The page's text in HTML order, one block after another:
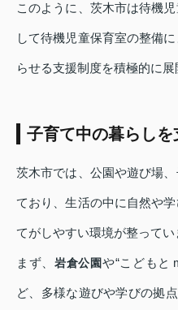
このように、茨木市は待機
して待機児童保育室の整備
らせる支援制度を積極的に展
子育て中の暮らし
茨木市では、公園や遊び場
ており、生活の中に自然や
てがしやすい環境が整ってい
まず、岩倉公園や“こどもと
ど、多様な遊びや学びの拠